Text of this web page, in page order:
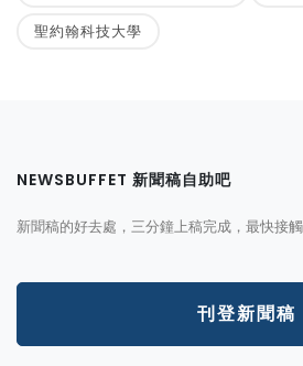
聖約翰科技大學
NEWSBUFFET 新聞稿自助吧
新聞稿的好去處，三分鐘上稿完成，最快接
刊登新聞稿